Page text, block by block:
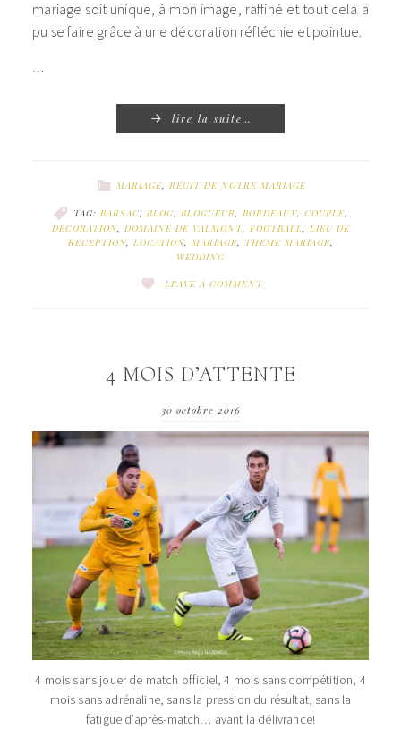
mariage soit unique, à mon image, raffiné et tout cela a
pu se faire grâce à une décoration réfléchie et pointue.
…
lire la suite…
MARIAGE, RÉCIT DE NOTRE MARIAGE
TAG: BARSAC BLOG BLOGUEUR BORDEAUX COUPLE
DECORATION, DOMAINE DE VALMONT, FOOTBALL
LIEU DE
RECEPTION, LOCATION, MARIAGE, THEME MARIAGE,
WEDDING
LEAVE A COMMENT
4 MOIS D’ATTENTE
30 octobre 2016
4 mois sans jouer de match officiel, 4 mois sans compétition, 4
mois sans adrénaline, sans la pression du résultat, sans la
fatigue d’après-match… avant la délivrance!